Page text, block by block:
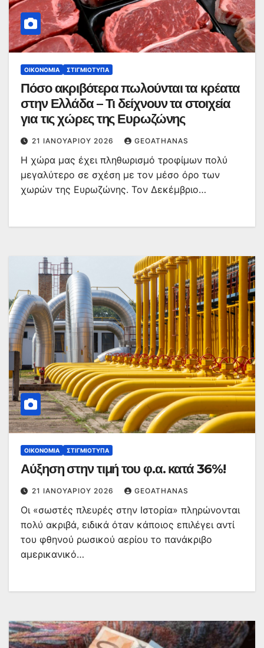
ΟΙΚΟΝΟΜΊΑ ΣΤΙΓΜΙΌΤΥΠΑ
Πόσο ακριβότερα πωλούνται τα κρέατα
στην Ελλάδα – Τι δείχνουν τα στοιχεία
για τις χώρες της Ευρωζώνης
21 ΙΑΝΟΥΑΡΊΟΥ 2026 GEOATHANAS
Η χώρα μας έχει πληθωρισμό τροφίμων πολύ
μεγαλύτερο σε σχέση με τον μέσο όρο των
χωρών της Ευρωζώνης. Τον Δεκέμβριο…
ΟΙΚΟΝΟΜΊΑ ΣΤΙΓΜΙΌΤΥΠΑ
Αύξηση στην τιμή του φ.α. κατά 36%!
21 ΙΑΝΟΥΑΡΊΟΥ 2026 GEOATHANAS
Οι «σωστές πλευρές στην Ιστορία» πληρώνονται
πολύ ακριβά, ειδικά όταν κάποιος επιλέγει αντί
του φθηνού ρωσικού αερίου το πανάκριβο
αμερικανικό…